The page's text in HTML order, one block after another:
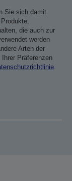
Sie sich damit
die auch zur
werden
Arten der
Präferenzen
.